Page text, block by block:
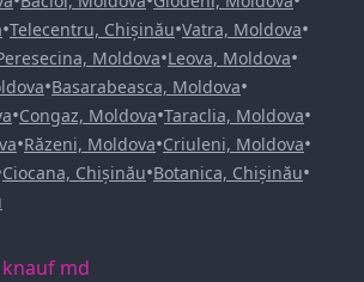
•Telecentru, Chișinău•Vatra, Moldova•
Moldova•Leova, Moldova•
•Basarabeasca, Moldova•
•Congaz, Moldova•Taraclia, Moldova•
•Răzeni, Moldova•Criuleni, Moldova•
Ciocana, Chișinău•Botanica, Chișinău•
md